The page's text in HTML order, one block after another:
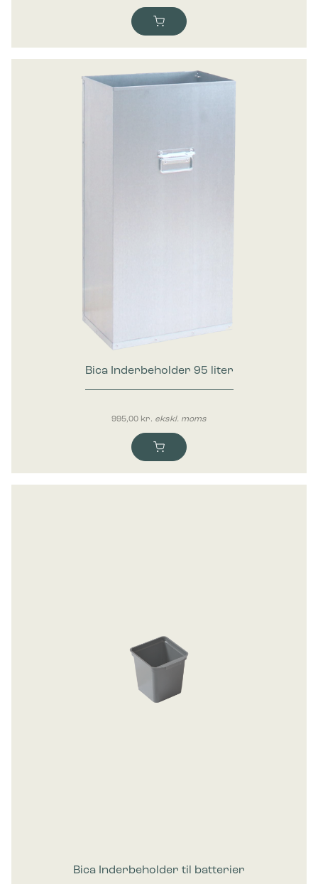
Bica Inderbeholder 95 liter
995,00 kr. ekskl. moms
Bica Inderbeholder til batterier